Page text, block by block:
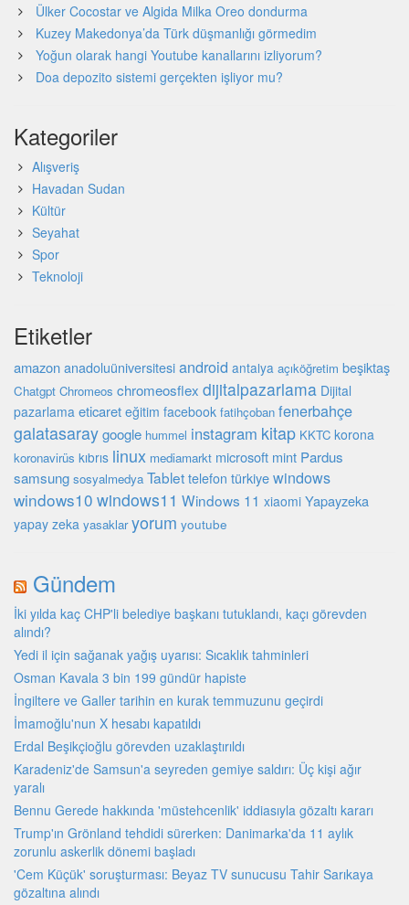
Ülker Cocostar ve Algida Milka Oreo dondurma
Kuzey Makedonya’da Türk düşmanlığı görmedim
Yoğun olarak hangi Youtube kanallarını izliyorum?
Doa depozito sistemi gerçekten işliyor mu?
Kategoriler
Alışveriş
Havadan Sudan
Kültür
Seyahat
Spor
Teknoloji
Etiketler
amazonanadoluüniversitesiandroid antalya açıköğretim beşiktaş
Chatgpt Chromeos chromeosflex dijitalpazarlama Dijital
pazarlama eticaret eğitim facebook fatihçoban fenerbahçe
galatasaraygoogle hummel instagram kitap KKTC korona
koronavirüs kıbrıs linux mediamarkt microsoft mint Pardus
samsung sosyalmedya Tablet telefon türkiyewindows
windows10 windows11 Windows 11 xiaomi Yapayzeka
yapay zeka yasaklar yorum youtube
Gündem
İki yılda kaç CHP'li belediye başkanı tutuklandı, kaçı görevden
alındı?
Yedi il için sağanak yağış uyarısı: Sıcaklık tahminleri
Osman Kavala 3 bin 199 gündür hapiste
İngiltere ve Galler tarihin en kurak temmuzunu geçirdi
İmamoğlu'nun X hesabı kapatıldı
Erdal Beşikçioğlu görevden uzaklaştırıldı
Karadeniz'de Samsun'a seyreden gemiye saldırı: Üç kişi ağır
yaralı
Bennu Gerede hakkında 'müstehcenlik' iddiasıyla gözaltı kararı
Trump'ın Grönland tehdidi sürerken: Danimarka'da 11 aylık
zorunlu askerlik dönemi başladı
'Cem Küçük' soruşturması: Beyaz TV sunucusu Tahir Sarıkaya
gözaltına alındı